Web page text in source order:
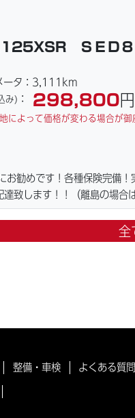
125XSR ＳＥＤ８
ータ：3,111km
み) ： 298,800円
によって価格が変わる場合が御
勧めです！各種保険完備
致します！！（離島の場合
・ウエイトローラー・バ
す。詳しくはお問合わせ下
。
全
整備・車検 よくある質問